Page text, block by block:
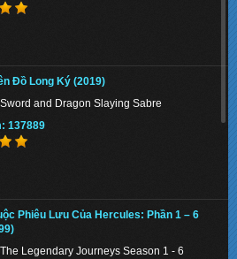
S01 - Thế Giới Ngầm Tokyo
138792
S01 2022 - Vị Giác Tình Yêu
140331
Đồ Long Ký (2019)
and Dragon Slaying Sabre
137889
Phiêu Lưu Của Hercules: Phần 1 – 6
Legendary Journeys Season 1 - 6